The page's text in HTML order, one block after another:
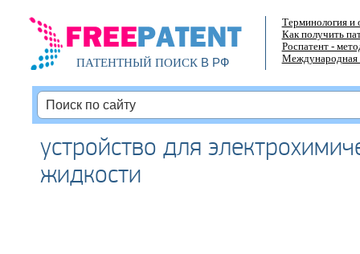
ПАТЕНТНЫЙ ПОИСКВ РФ
Терминология и
Как получить
Роспатент -
Международная
устройство для
жидкости